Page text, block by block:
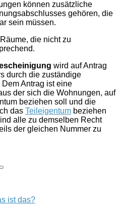
können zusätzliche
gehören, die
sein müssen.
die nicht zu
wird auf Antrag
durch die zuständige
Antrag ist eine
der sich die Wohnungen, auf
beziehen soll und die
das Teileigentum beziehen
alle zu demselben Recht
der gleichen Nummer zu
ist das?